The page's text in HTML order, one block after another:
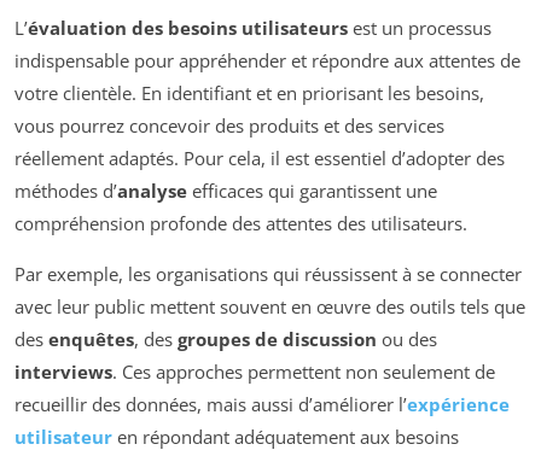
L’évaluation des besoins utilisateurs est un processus
indispensable pour appréhender et répondre aux attentes de
votre clientèle. En identifiant et en priorisant les besoins,
vous pourrez concevoir des produits et des services
réellement adaptés. Pour cela, il est essentiel d’adopter des
méthodes d’analyse efficaces qui garantissent une
compréhension profonde des attentes des utilisateurs.
Par exemple, les organisations qui réussissent à se connecter
avec leur public mettent souvent en œuvre des outils tels que
des enquêtes, des groupes de discussion ou des
interviews. Ces approches permettent non seulement de
recueillir des données, mais aussi d’améliorer l’expérience
utilisateur en répondant adéquatement aux besoins